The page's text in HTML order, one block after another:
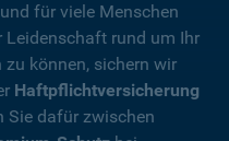
für viele Menschen
Leidenschaft rund um Ihr
können, sichern wir
Haftpflichtversicherung
Sie dafür zwischen